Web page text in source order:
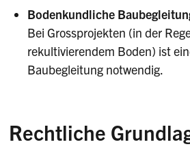
Bodenkundliche
Bei Grossprojekten (in der
rekultivierendem Boden) ist
Baubegleitung notwendig.
Rechtliche